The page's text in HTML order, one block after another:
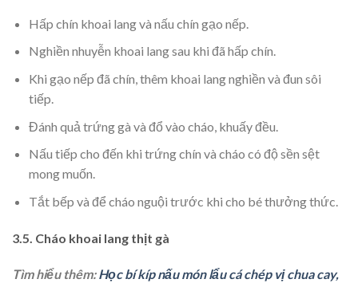
Hấp chín khoai lang và nấu chín gạo nếp.
Nghiền nhuyễn khoai lang sau khi đã hấp chín.
Khi gạo nếp đã chín, thêm khoai lang nghiền và đun sôi
tiếp.
Đánh quả trứng gà và đổ vào cháo, khuấy đều.
Nấu tiếp cho đến khi trứng chín và cháo có độ sền sệt
mong muốn.
Tắt bếp và để cháo nguội trước khi cho bé thưởng thức.
3.5. Cháo khoai lang thịt gà
Tìm hiểu thêm:Học bí kíp nấu món lẩu cá chép vị chua cay,